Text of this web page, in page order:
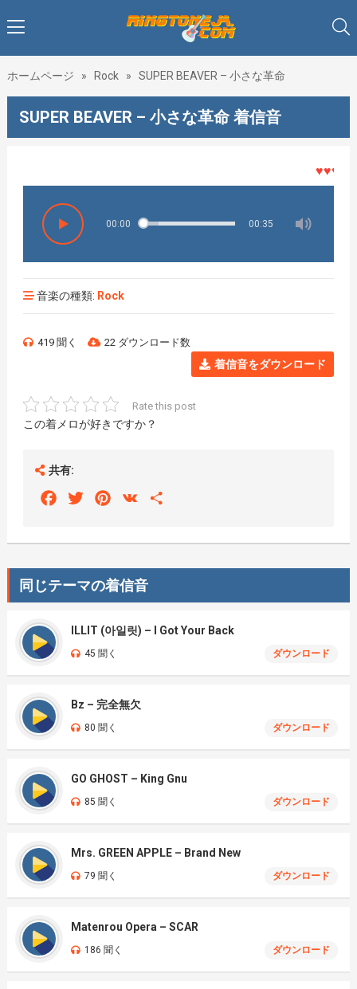
ホームページ » Rock » SUPER BEAVER – 小さな革命
SUPER BEAVER – 小さな革命 着信音
♥♥♥着メ
00:00 00:35
音楽の種類: Rock
419 聞く 22 ダウンロード数
着信音をダウンロード
Rate this post
この着メロが好きですか？
共有:
FacebookTwitterPinterest
VK
同じテーマの着信音
ILLIT (아일릿) – I Got Your Back
45 聞く ダウンロード
Bz – 完全無欠
80 聞く ダウンロード
GO GHOST – King Gnu
85 聞く ダウンロード
Mrs. GREEN APPLE – Brand New
79 聞く ダウンロード
Matenrou Opera – SCAR
186 聞く ダウンロード